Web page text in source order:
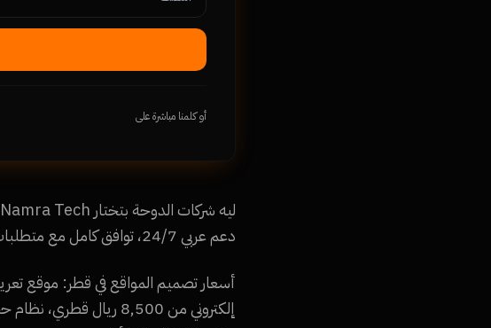
أو كلمنا مباشرة على
دعم عربي 24/7، توافق كامل مع متطلبات السوق القطري، ومواقع مهيأة لمحرك البحث Google.qa.